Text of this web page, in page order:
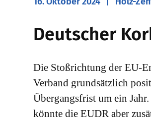
​Deutscher
Die Stoßrichtung der EU-
Verband grundsätzlich
Übergangsfrist um ein
könnte die EUDR aber